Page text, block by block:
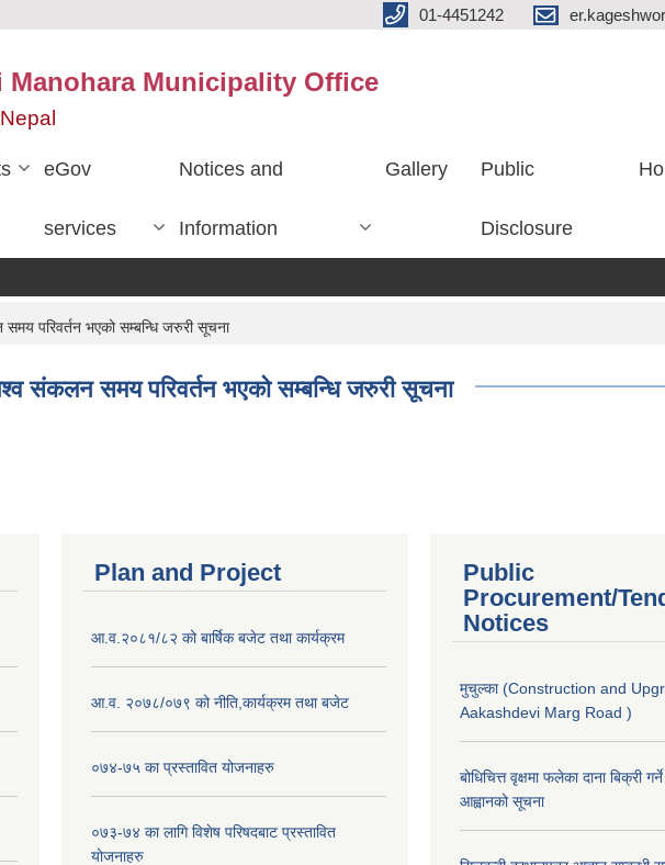
01-4451242
Manohara Municipality Office
eGov
services
Notices and
Information
Gallery Public
Disclosure
परिवर्तन भएको सम्बन्धि जरुरी सूचना
संकलन समय परिवर्तन भएको सम्बन्धि जरुरी सूचना
Plan and Project
आ.व.२०८१/८२ को बार्षिक बजेट तथा कार्यक्रम
आ.व. २०७८/०७९ को नीति,कार्यक्रम तथा बजेट
०७४-७५ का प्रस्तावित योजनाहरु
०७३-७४ का लागि विशेष परिषदबाट प्रस्तावित
योजनाहरु
Public
Procurement/
Notices
मुचुल्का (Construction and
Aakashdevi Marg Road )
बोधिचित्त वृक्षमा फलेका दाना बिक्री
आह्वानको सूचना